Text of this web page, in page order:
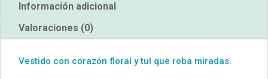
Información adicional
Valoraciones (0)
Vestido con corazón floral y tul que roba miradas.